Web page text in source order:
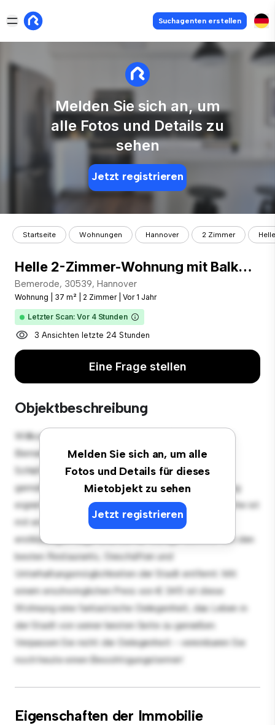
Suchagenten erstellen
Melden Sie sich an, um
alle Fotos und Details zu
sehen
Jetzt registrieren
Startseite Wohnungen Hannover 2 Zimmer
Helle 2-Zimmer-Wohnung mit Balkon in zentrumsnaher Lage
Bemerode, 30539, Hannover
Wohnung 37 m² 2 Zimmer Vor 1 Jahr
Letzter Scan: Vor 4 Stunden
3 Ansichten letzte 24 Stunden
Eine Frage stellen
Objektbeschreibung
Melden Sie sich an, um alle
Fotos und Details für dieses
Mietobjekt zu sehen
Jetzt registrieren
Willkommen in Ihrem neuen urbanen Rückzugsort in
Bemerode, 30539, Hannover! Diese moderne 2
Schlafzimmer-Wohnung bietet einen stilvollen und
gemütlichen Lebensraum. Die offene Raumaufteilung
eignet sich perfekt für Gäste, und die elegante Küche ist
mit erstklassigen Geräten ausgestattet. Dank der
erstklassigen Lage sind Sie nur wenige Schritte von den
besten Restaurants, Geschäften und
Unterhaltungsmöglichkeiten der Stadt entfernt. Mit
einem erschwinglichen Preis von € 345 ist diese
Wohnung eine fantastische Gelegenheit, das Leben in
der Stadt von seiner besten Seite zu genießen.
Verpassen Sie nicht die Gelegenheit - vereinbaren Sie
noch heute einen Besichtigungstermin!
Eigenschaften der Immobilie